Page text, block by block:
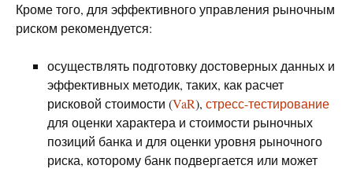
Кроме того, для эффективного управления рыночным
риском рекомендуется:
осуществлять подготовку достоверных данных и
эффективных методик, таких, как расчет
рисковой стоимости (VaR), стресс-тестирование
для оценки характера и стоимости рыночных
позиций банка и для оценки уровня рыночного
риска, которому банк подвергается или может